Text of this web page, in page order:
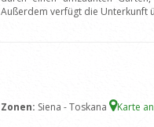
Außerdem verfügt die Unterkunft
Zonen: Siena - Toskana Karte